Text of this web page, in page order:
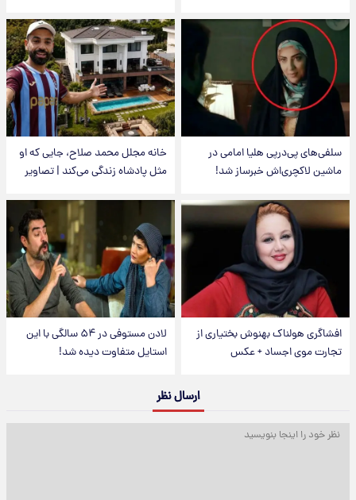
سلفی‌های پی‌درپی هلیا امامی در
ماشین لاکچری‌اش خبرساز شد!
خانه مجلل محمد صلاح، جایی که او
مثل پادشاه زندگی می‌کند | تصاویر
افشاگری هولناک بهنوش بختیاری از
تجارت موی اجساد + عکس
لادن مستوفی در ۵۴ سالگی با این
استایل متفاوت دیده شد!
ارسال نظر